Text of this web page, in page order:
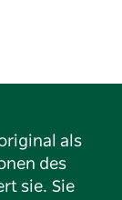
als
des
sie. Sie